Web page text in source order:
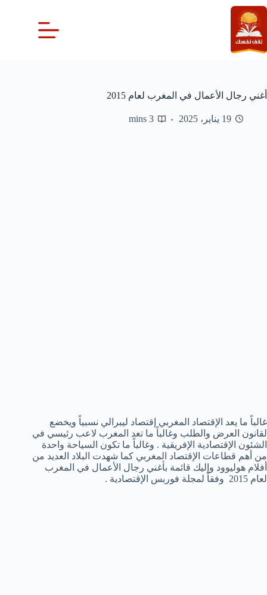
التجاوز
إلى
المحتوى
أغني رجال الأعمال في المغرب لعام 2015
19 يناير، 2025 3 mins
غالباً ما يعد الإقتصاد المغربي إقتصاد ليبرالي نسبياً ويخضع
لقانون العرض والطلب وغالباً ما تعد المغرب لاعب رئيسي في
الشئون الإقتصادية الإفريقية . وغالباً ما تكون السياحة واحدة
من أهم قطاعات الإقتصاد المغربي كما شهدت البلاد العديد من
أفلام هوليوود وإليك قائمة بأغني رجال الأعمال في المغرب
لعام 2015 وفقاً لمجلة فوربس الإقتصادية .